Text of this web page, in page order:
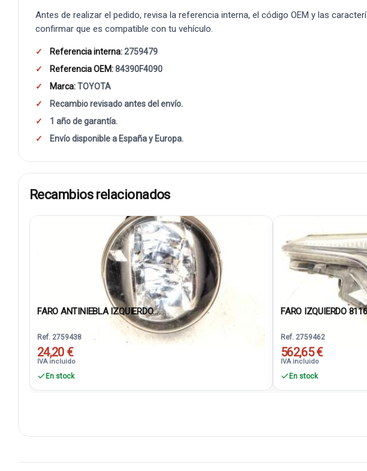
Antes de realizar el pedido, revisa la referencia interna, el código OEM y las
confirmar que es compatible con tu vehículo.
Referencia interna:2759479
Referencia OEM:84390F4090
Marca:TOYOTA
Recambio revisado antes del envío.
1 año de garantía.
Envío disponible a España y Europa.
Recambios relacionados
FARO ANTINIEBLA IZQUIERDO...
Ref. 2759438
24,20 €
IVA incluido
En stock
FARO IZQUIERDO
Ref. 2759462
562,65 €
IVA incluido
En stock